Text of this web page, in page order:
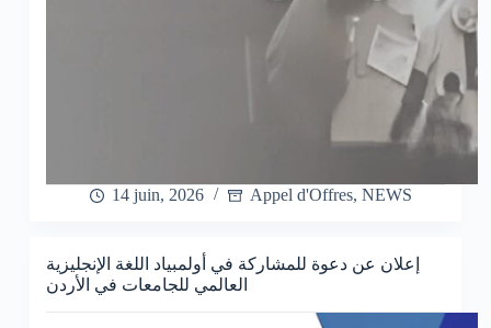
14 juin, 2026 Appel d'Offres, NEWS
إعلان عن دعوة للمشاركة في أولمبياد اللغة الإنجليزية
العالمي للجامعات في الأردن